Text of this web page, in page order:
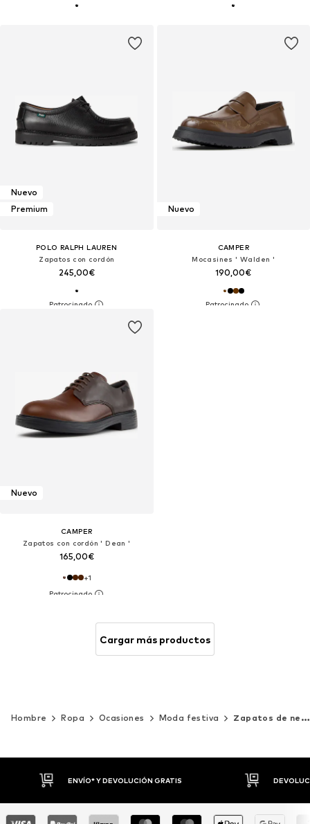
Nuevo
Premium
POLO RALPH LAUREN
Zapatos con cordón
245,00€
Nuevo
CAMPER
Mocasines ' Walden '
190,00€
Nuevo
CAMPER
Zapatos con cordón ' Dean '
165,00€
+1
Cargar más productos
Hombre Ropa Ocasiones Moda festiva Zapatos de negocios
DEVOLUCIONES HASTA 30 DÍAS